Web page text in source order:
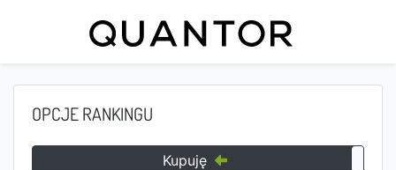
OPCJE RANKINGU
Kupuję